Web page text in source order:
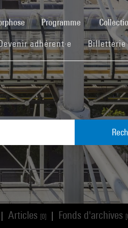
(current)Programme
adhérent·e (current)
Billetterie
Articles [0] Fonds d'archives